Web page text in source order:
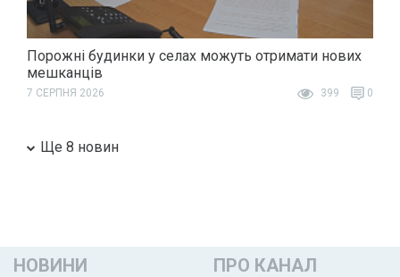
Порожні будинки у селах можуть отримати нових
мешканців
7 СЕРПНЯ 2026 399 0
Ще 8 новин
НОВИНИ ПРО КАНАЛ